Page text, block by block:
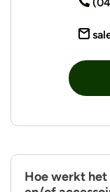
Hoe werkt het